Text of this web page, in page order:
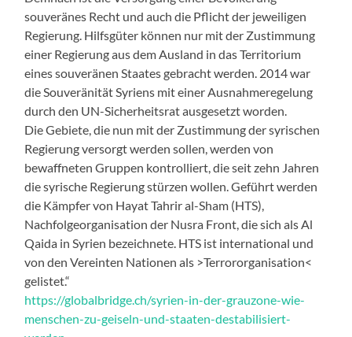
souveränes Recht und auch die Pflicht der jeweiligen
Regierung. Hilfsgüter können nur mit der Zustimmung
einer Regierung aus dem Ausland in das Territorium
eines souveränen Staates gebracht werden. 2014 war
die Souveränität Syriens mit einer Ausnahmeregelung
durch den UN-Sicherheitsrat ausgesetzt worden.
Die Gebiete, die nun mit der Zustimmung der syrischen
Regierung versorgt werden sollen, werden von
bewaffneten Gruppen kontrolliert, die seit zehn Jahren
die syrische Regierung stürzen wollen. Geführt werden
die Kämpfer von Hayat Tahrir al-Sham (HTS),
Nachfolgeorganisation der Nusra Front, die sich als Al
Qaida in Syrien bezeichnete. HTS ist international und
von den Vereinten Nationen als >Terrororganisation<
gelistet.“
https://globalbridge.ch/syrien-in-der-grauzone-wie-
menschen-zu-geiseln-und-staaten-destabilisiert-